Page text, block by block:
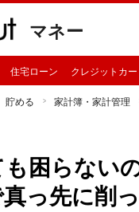
マネー
住宅ローン クレジットカ
貯める 家計簿・家計管理
も困らない
っ先に削